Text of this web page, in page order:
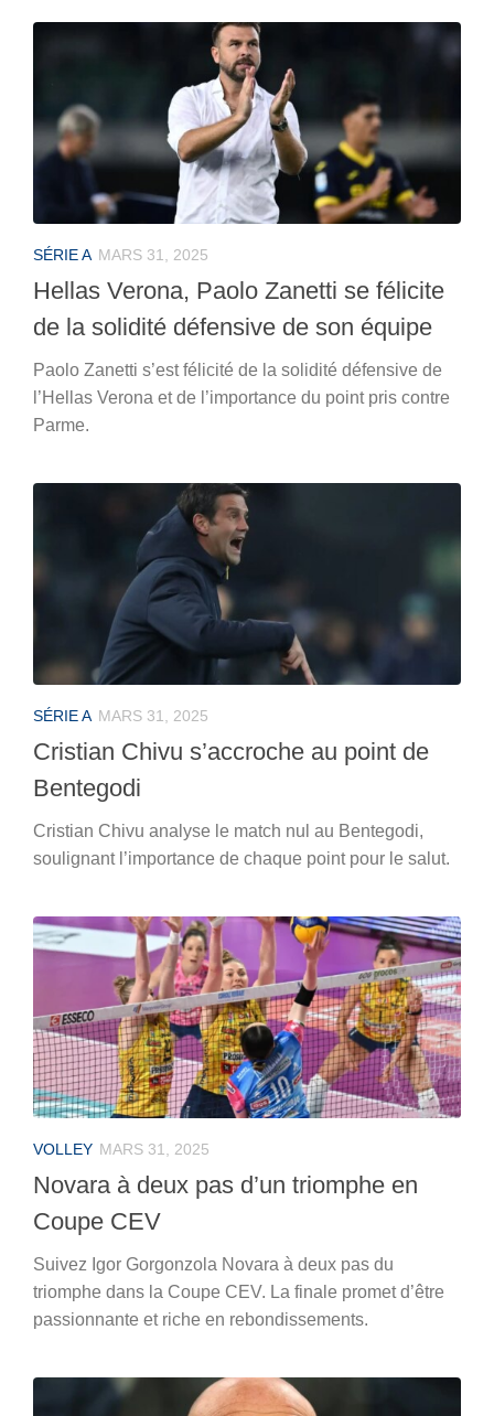
SÉRIE A MARS 31, 2025
Hellas Verona, Paolo Zanetti se félicite
de la solidité défensive de son équipe
Paolo Zanetti s’est félicité de la solidité défensive de
l’Hellas Verona et de l’importance du point pris contre
Parme.
SÉRIE A MARS 31, 2025
Cristian Chivu s’accroche au point de
Bentegodi
Cristian Chivu analyse le match nul au Bentegodi,
soulignant l’importance de chaque point pour le salut.
VOLLEY MARS 31, 2025
Novara à deux pas d’un triomphe en
Coupe CEV
Suivez Igor Gorgonzola Novara à deux pas du
triomphe dans la Coupe CEV. La finale promet d’être
passionnante et riche en rebondissements.